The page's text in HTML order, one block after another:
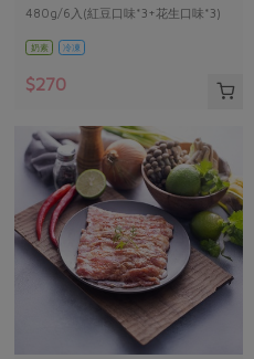
480g/6入(紅豆口味*3+花生口味*3)
奶素 冷凍
$270